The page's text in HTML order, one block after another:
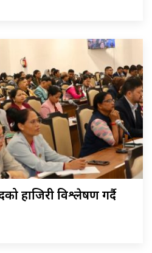
हाजिरी विश्लेषण गर्दै